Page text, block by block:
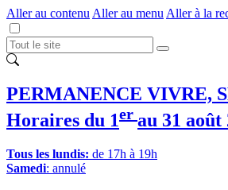
Aller au contenu Aller au menu Aller à la
PERMANENCE VIVRE,
Horaires du 1er au 31 août
Tous les lundis: de 17h à 19h
Samedi: annulé